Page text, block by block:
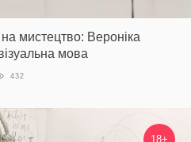
мистецтво: Вероніка
мова
432
18+